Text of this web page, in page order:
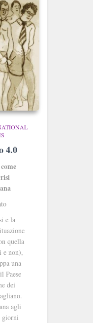
4.0
e la
quella
e non),
una
Paese
dei
agli
giorni